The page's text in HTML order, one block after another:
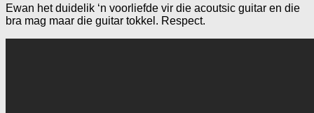
Ewan het duidelik ‘n voorliefde vir die acoutsic guitar en die
bra mag maar die guitar tokkel. Respect.